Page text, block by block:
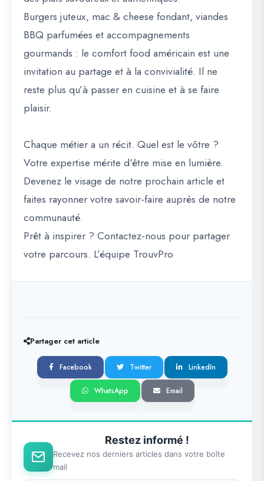
Burgers juteux, mac & cheese fondant, viandes
BBQ parfumées et accompagnements
gourmands : le comfort food américain est une
invitation au partage et à la convivialité. Il ne
reste plus qu’à passer en cuisine et à se faire
plaisir.
Chaque métier a un récit. Quel est le vôtre ?
Votre expertise mérite d'être mise en lumière.
Devenez le visage de notre prochain article et
faites rayonner votre savoir-faire auprès de notre
communauté.
Prêt à inspirer ? Contactez-nous pour partager
votre parcours. L’équipe TrouvPro
Partager cet article
Facebook Twitter LinkedIn
WhatsApp Email
Restez informé !
Recevez nos derniers articles dans votre boîte
mail